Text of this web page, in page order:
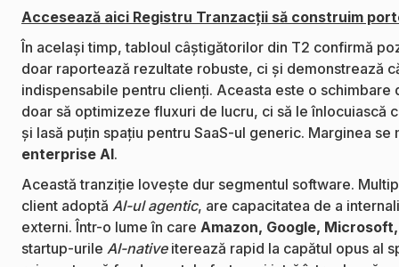
Accesează aici Registru Tranzacții să construim
În același timp, tabloul câștigătorilor din T2 confirmă
doar raportează rezultate robuste, ci și demonstrează
indispensabile pentru clienți. Aceasta este o schimbare
doar să optimizeze fluxuri de lucru, ci să le
și lasă puțin spațiu pentru SaaS-ul generic. Marginea
enterprise AI.
Această tranziție lovește dur segmentul software.
client adoptă AI-ul agentic, are capacitatea de a
externi. Într-o lume în care Amazon, Google,
startup-urile AI-nativeiterează rapid la capătul opus al